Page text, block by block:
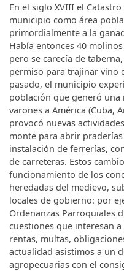
En el siglo XVIII el
municipio como área
primordialmente a la
Había entonces 40
pero se carecía de
permiso para trajinar vino
pasado, el municipio
población que generó
varones a América (Cuba,
provocó nuevas
monte para abrir
instalación de ferrerías,
de carreteras. Estos
funcionamiento de los
heredadas del medievo,
locales de gobierno: por
Ordenanzas Parroquiales
cuestiones que interesan
rentas, multas,
actualidad asistimos a un
agropecuarias con el